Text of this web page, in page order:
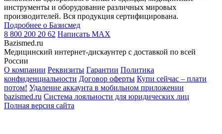
инструменты и оборудование различных мировых
производителей. Вся продукция сертифицирована.
Подробнее о Базисмед
8 800 200 20 62 Написать MAX
Bazismed.ru
Медицинский интернет-дискаунтер с доставкой по всей
России
О компании Реквизиты Гарантии Политика
конфиденциальности Договор оферты Купи сейчас – плати
потом! Удаление аккаунта в мобильном приложении
bazismed.ru Система лояльности для юридических лиц
Полная версия сайта